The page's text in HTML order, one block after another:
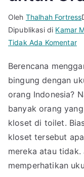
Oleh Thalhah Fortress
Dipublikasi di Kamar
Tidak Ada Komentar
Ini
Berencana
bingung dengan
orang Indonesia?
banyak orang
kloset di toilet.
kloset tersebut
mereka atau
memperhatikan